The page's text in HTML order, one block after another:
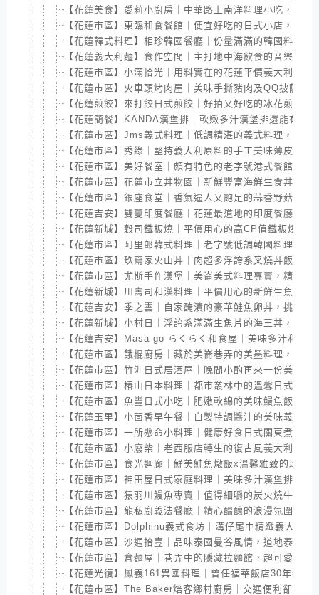
【花蓮美食】愛莉小廚房｜中華路上南洋料理小吃，平價
【花蓮市區】東臨和食餐館｜便宜好吃的日式小店，深受
【花蓮韓式料理】相珍韓國餐廳｜份量滿滿的韓國料理，
【花蓮義大利麵】食作空間｜主打地中海飲食的音樂複
【花蓮市區】小滿拾光｜用料實在的花蓮平價義大利麵館
【花蓮市區】火車頭烤肉屋｜美味手撕豬肉及QQ披薩，
【花蓮煎餃】來打餃日式煎餃｜好拍又好吃的冰花煎餃
【花蓮簡餐】KANDA漢堡排｜軟嫩多汁漢堡排還能有多
【花蓮市區】Jms義式料理｜低調精湛的義式料理，久燉
【花蓮市區】秀綠｜堅持義大利原料的手工美味薄皮披
【花蓮市區】美好餐室｜頗有特色的老字號港式餐館，好
【花蓮市區】花蓮市立丼物園｜新鮮豐富海鮮生食丼飯
【花蓮市區】銀座食堂｜香氣逼人又飽足的蒜香野菇牛丼
【花蓮吉安】雙蔓印度餐廳｜花蓮最道地的印度餐廳，
【花蓮新城】穀司鐵板燒｜平價用心的高CP值鐵板燒，
【花蓮市區】阿里郎韓式料理｜老字號低調韓國料理，美
【花蓮市區】玖蔦家火山丼｜肉超多浮誇系叉燒丼飯，
【花蓮市區】尤斯手作漢堡｜美崙美式料理專賣，精心
【花蓮新城】川壽司和漢料理｜平價用心的新鮮生魚片
【花蓮吉安】季之雲｜自家醃漬的豪華鮭魚卵丼，挑戰味
【花蓮新城】小村日｜浮誇系滿滿生魚片的海王丼，網紅
【花蓮吉安】Masa go らくらく和食屋｜美味多汁和牛
【花蓮市區】餓棍廚房｜藏於美崙巷弄的美墨料理，特製
【花蓮市區】竹汌日式居酒屋｜晚間小酌再來一份美味
【花蓮市區】椿山日本料理｜都市叢林中的溫馨日式餐
【花蓮市區】魚豐日式小吃｜肥嫩軟綿的美味鰻魚飯，便
【花蓮玉里】小茴香早午餐｜自製特調醬汁的美味義大
【花蓮市區】一所懸命小料理｜健康好食日式關東煮，
【花蓮市區】小廢柴｜老西服店轉生的復古風義大利麵
【花蓮市區】食光迴廊｜鮮美鮭魚燉飯x溫馨雅致的環境
【花蓮市區】神田屋日式家庭料理｜美味多汁漢堡排定
【花蓮市區】猿羽川鰻魚專賣｜值得細嚼的炭火燒牛肉，
【花蓮市區】龍私廚義法餐廳｜精心醞釀的浪漫氛圍，情
【花蓮市區】Dolphinu義式食坊｜溝仔尾中精緻義大利
【花蓮市區】沙通拾壹｜品味泰國曼谷風情，道地泰國料
【花蓮市區】倉麵屋｜巷弄中的隱藏拉麵館，超可愛貓
【花蓮光復】鳳義161異國料理｜曾任福華飯店30年老
【花蓮市區】The Baker焙客鄉村廚房｜交通便利卻很平